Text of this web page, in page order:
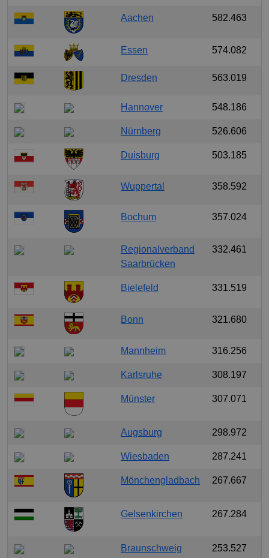
Aachen 582.463
Essen 574.082
Dresden 563.019
Hannover 548.186
Nürnberg 526.606
Duisburg 503.185
Wuppertal 358.592
Bochum 357.024
Regionalverband
Saarbrücken
332.461
Bielefeld 331.519
Bonn 321.680
Mannheim 316.256
Karlsruhe 308.197
Münster 307.071
Augsburg 298.972
Wiesbaden 287.241
Mönchengladbach 267.667
Gelsenkirchen 267.284
Braunschweig 253.527